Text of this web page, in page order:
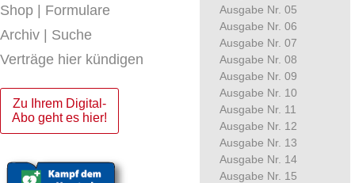
Shop | Formulare
Archiv | Suche
Verträge hier kündigen
Zu Ihrem Digital-
Abo geht es hier!
Ausgabe Nr. 05
Ausgabe Nr. 06
Ausgabe Nr. 07
Ausgabe Nr. 08
Ausgabe Nr. 09
Ausgabe Nr. 10
Ausgabe Nr. 11
Ausgabe Nr. 12
Ausgabe Nr. 13
Ausgabe Nr. 14
Ausgabe Nr. 15